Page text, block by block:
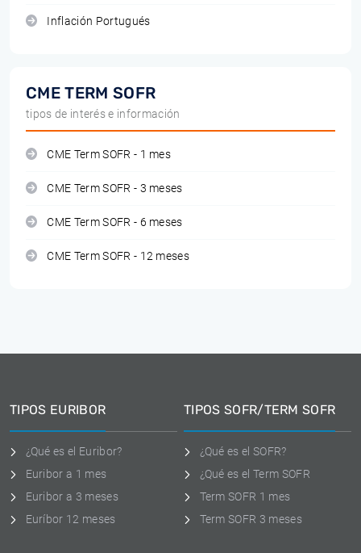
Inflación Portugués
CME TERM SOFR
tipos de interés e información
CME Term SOFR - 1 mes
CME Term SOFR - 3 meses
CME Term SOFR - 6 meses
CME Term SOFR - 12 meses
TIPOS EURIBOR
¿Qué es el Euribor?
Euribor a 1 mes
Euribor a 3 meses
Euríbor 12 meses
TIPOS SOFR/TERM SOFR
¿Qué es el SOFR?
¿Qué es el Term SOFR
Term SOFR 1 mes
Term SOFR 3 meses